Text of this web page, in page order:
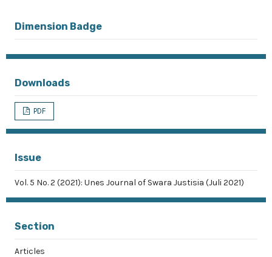
Dimension Badge
Downloads
PDF
Issue
Vol. 5 No. 2 (2021): Unes Journal of Swara Justisia (Juli 2021)
Section
Articles